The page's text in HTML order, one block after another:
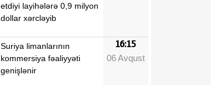
etdiyi layihələrə 0,9 milyon
dollar xərcləyib
Suriya limanlarının
kommersiya fəaliyyəti
genişlənir
16:15
06 Avqust